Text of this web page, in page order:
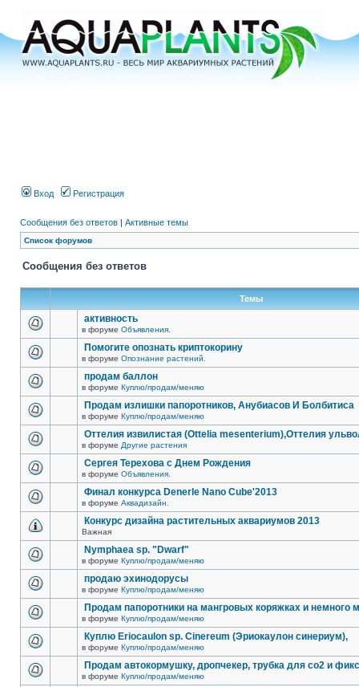
Вход Регистрация
Сообщения без ответов | Активные темы
Список форумов
Сообщения без ответов
Темы
активность
в форуме Объявления.
Помогите опознать криптокорину
в форуме Опознание растений.
продам баллон
в форуме Куплю/продам/меняю
Продам излишки папоротников, Анубиасов И Болбитиса
в форуме Куплю/продам/меняю
Оттелия извилистая (Ottelia mesenterium),Оттелия
в форуме Другие растения
Сергея Терехова с Днем Рождения
в форуме Объявления.
Финал конкурса Denerle Nano Cube'2013
в форуме Аквадизайн.
Конкурс дизайна растительных аквариумов 2013
Важная
Nymphaea sp. "Dwarf"
в форуме Куплю/продам/меняю
продаю эхинодорусы
в форуме Куплю/продам/меняю
Продам папоротники на мангровых коряжках и немного
в форуме Куплю/продам/меняю
Куплю Eriocaulon sp. Cinereum (Эриокаулон синериум),
в форуме Куплю/продам/меняю
Продам автокормушку, дропчекер, трубка для co2 и
в форуме Куплю/продам/меняю